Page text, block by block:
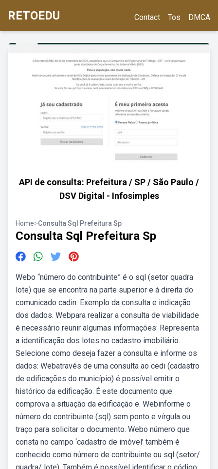
RETOEDU Contact Tos DMCA
API de consulta: Prefeitura / SP / São Paulo /
DSV Digital - Infosimples
Home>Consulta Sql Prefeitura Sp
Consulta Sql Prefeitura Sp
Webo “número do contribuinte” é o sql (setor quadra
lote) que se encontra na parte superior e à direita do
comunicado cadin. Exemplo da consulta e indicação
dos dados. Webpara realizar a consulta de viabilidade
é necessário reunir algumas informações: Representa
a identificação dos lotes no cadastro imobiliário.
Selecione como deseja fazer a consulta e informe os
dados: Webatravés de uma consulta ao cedi (cadastro
de edificações do município) é possível emitir o
histórico da edificação. É este documento que
comprova a situação da edificação e. Webinforme o
número do contribuinte (sql) sem ponto e vírgula ou
traço para solicitar o documento. Webo número que
consta no campo ‘cadastro de imóvel’ também é
conhecido como número de contribuinte ou sql (setor/